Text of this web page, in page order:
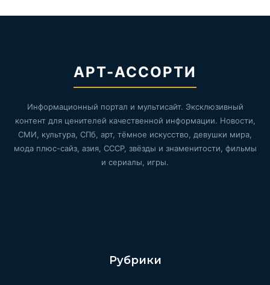
АРТ-АССОРТИ
Информационный портал и мультисайт. Эксклюзивный
контент для ценителей качественной информации. Новости,
СМИ, культура, СПб, арт, тёмное искусство, девушки мира,
мода плюс-сайз, азия, СССР, звёзды и знаменитости, фильмы
и сериалы, игры.
Рубрики